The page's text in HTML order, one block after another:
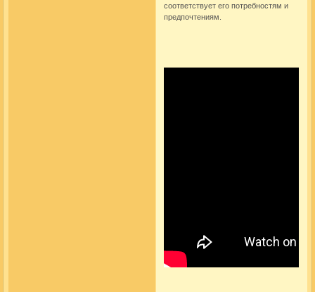
соответствует его потребностям и
предпочтениям.